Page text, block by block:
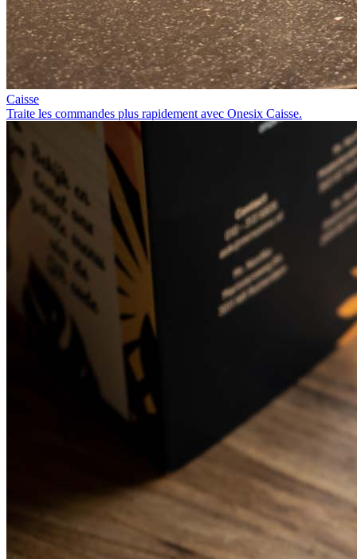
Caisse
Traite les commandes plus rapidement avec Onesix Caisse.